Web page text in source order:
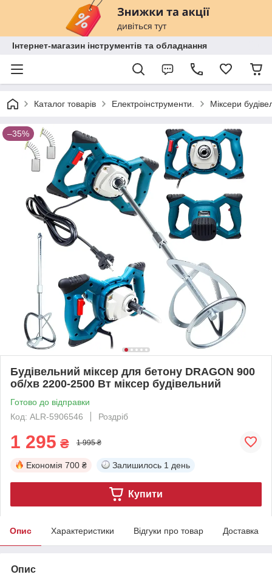
Інтернет-магазин інструментів та обладнання
Каталог товарів Електроінструменти. Міксери
–35%
Будівельний міксер для бетону DRAGON 900
об/хв 2200-2500 Вт міксер будівельний
Готово до відправки
Код: ALR-5906546
Роздріб
1 295 ₴ 1 995 ₴
Економія 700 ₴ Залишилось 1 день
Купити
Опис Характеристики Відгуки про товар Доставка
Опис